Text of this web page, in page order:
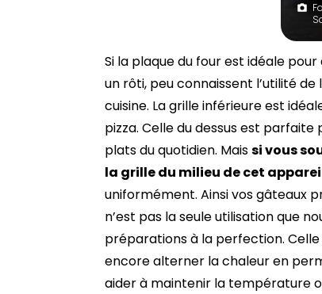
Si la plaque du four est idéale
un rôti, peu connaissent l’utilité
cuisine. La grille inférieure est
pizza. Celle du dessus est
plats du quotidien. Maissi vous
la grille du milieu de cet
uniformément. Ainsi vos gâteaux
n’est pas la seule utilisation que
préparations à la perfection.
encore alterner la chaleur en
aider à maintenir la température